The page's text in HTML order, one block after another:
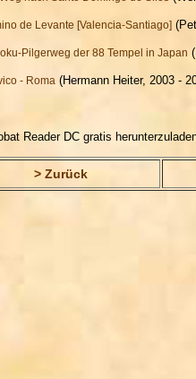
de Levante [Valencia-Santiago]
Pilgerweg der 88 Tempel in Japan
- Roma (Hermann Heiter, 2003 -
Reader DC gratis
> Zurück